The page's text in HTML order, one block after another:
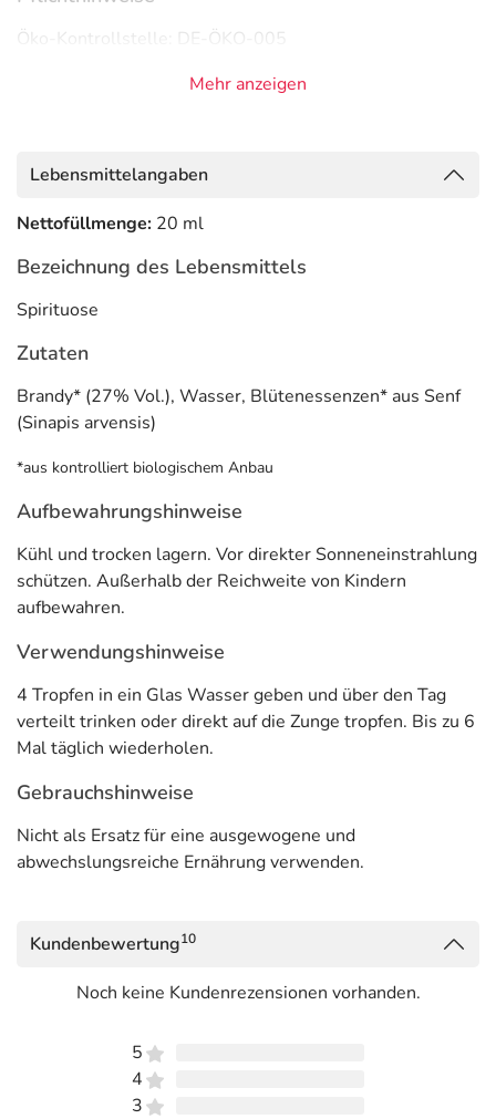
Öko-Kontrollstelle: DE-ÖKO-005
Adresse des Lebensmittel-Unternehmens
47269 Duisburg
Informationen zu diesem Lebensmittel (wie z. B. Zutaten,
hinterlegt. (oben)
Mehr anzeigen
Lebensmittelangaben
Nettofüllmenge: 20 ml
Bezeichnung des Lebensmittels
Spirituose
Zutaten
Brandy* (27% Vol.), Wasser, Blütenessenzen* aus Senf
(Sinapis arvensis)
*aus kontrolliert biologischem Anbau
Aufbewahrungshinweise
Kühl und trocken lagern. Vor direkter Sonneneinstrahlung
schützen. Außerhalb der Reichweite von Kindern
aufbewahren.
Verwendungshinweise
4 Tropfen in ein Glas Wasser geben und über den Tag
verteilt trinken oder direkt auf die Zunge tropfen. Bis zu 6
Mal täglich wiederholen.
Gebrauchshinweise
Nicht als Ersatz für eine ausgewogene und
abwechslungsreiche Ernährung verwenden.
Kundenbewertung10
Noch keine Kundenrezensionen vorhanden.
5
4
3